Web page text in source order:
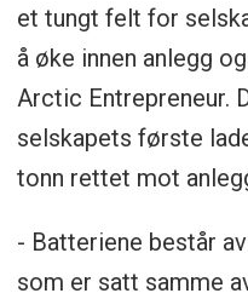
et tungt felt for
å øke innen anlegg
Arctic Entrepreneur.
selskapets første
tonn rettet mot
- Batteriene består
som er satt samme